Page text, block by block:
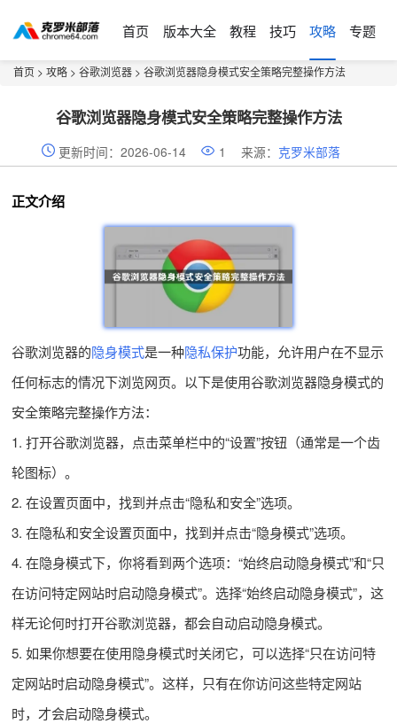
首页 版本大全 教程 技巧 攻略 专题
首页 > 攻略 > 谷歌浏览器 > 谷歌浏览器隐身模式安全策略完整操作方法
谷歌浏览器隐身模式安全策略完整操作方法
更新时间：2026-06-14 1 来源： 克罗米部落
正文介绍
谷歌浏览器的隐身模式是一种隐私保护功能，允许用户在不显示
任何标志的情况下浏览网页。以下是使用谷歌浏览器隐身模式的
安全策略完整操作方法：
1. 打开谷歌浏览器，点击菜单栏中的“设置”按钮（通常是一个齿
轮图标）。
2. 在设置页面中，找到并点击“隐私和安全”选项。
3. 在隐私和安全设置页面中，找到并点击“隐身模式”选项。
4. 在隐身模式下，你将看到两个选项：“始终启动隐身模式”和“只
在访问特定网站时启动隐身模式”。选择“始终启动隐身模式”，这
样无论何时打开谷歌浏览器，都会自动启动隐身模式。
5. 如果你想要在使用隐身模式时关闭它，可以选择“只在访问特
定网站时启动隐身模式”。这样，只有在你访问这些特定网站
时，才会启动隐身模式。